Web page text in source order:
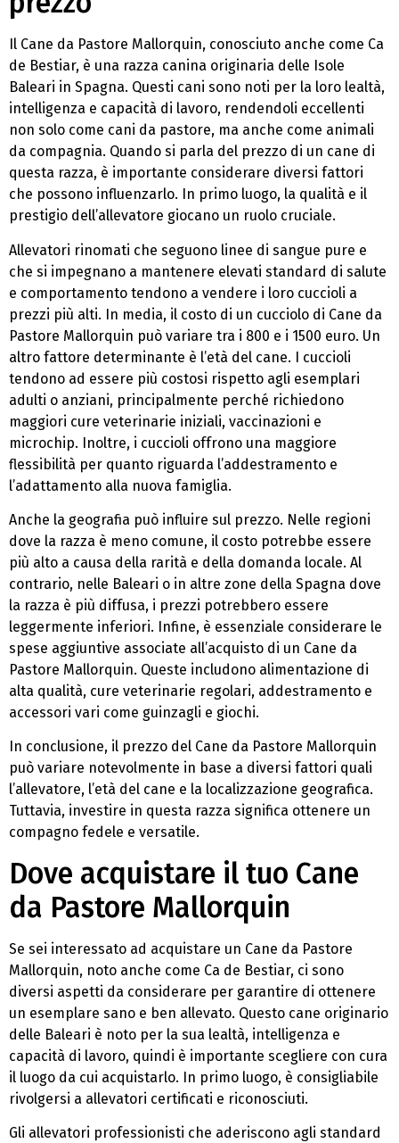
Il Cane da Pastore Mallorquin, conosciuto anche come Ca
de Bestiar, è una razza canina originaria delle Isole
Baleari in Spagna. Questi cani sono noti per la loro lealtà,
intelligenza e capacità di lavoro, rendendoli eccellenti
non solo come cani da pastore, ma anche come animali
da compagnia. Quando si parla del prezzo di un cane di
questa razza, è importante considerare diversi fattori
che possono influenzarlo. In primo luogo, la qualità e il
prestigio dell’allevatore giocano un ruolo cruciale.
Allevatori rinomati che seguono linee di sangue pure e
che si impegnano a mantenere elevati standard di salute
e comportamento tendono a vendere i loro cuccioli a
prezzi più alti. In media, il costo di un cucciolo di Cane da
Pastore Mallorquin può variare tra i 800 e i 1500 euro. Un
altro fattore determinante è l’età del cane. I cuccioli
tendono ad essere più costosi rispetto agli esemplari
adulti o anziani, principalmente perché richiedono
maggiori cure veterinarie iniziali, vaccinazioni e
microchip. Inoltre, i cuccioli offrono una maggiore
flessibilità per quanto riguarda l’addestramento e
l’adattamento alla nuova famiglia.
Anche la geografia può influire sul prezzo. Nelle regioni
dove la razza è meno comune, il costo potrebbe essere
più alto a causa della rarità e della domanda locale. Al
contrario, nelle Baleari o in altre zone della Spagna dove
la razza è più diffusa, i prezzi potrebbero essere
leggermente inferiori. Infine, è essenziale considerare le
spese aggiuntive associate all’acquisto di un Cane da
Pastore Mallorquin. Queste includono alimentazione di
alta qualità, cure veterinarie regolari, addestramento e
accessori vari come guinzagli e giochi.
In conclusione, il prezzo del Cane da Pastore Mallorquin
può variare notevolmente in base a diversi fattori quali
l’allevatore, l’età del cane e la localizzazione geografica.
Tuttavia, investire in questa razza significa ottenere un
compagno fedele e versatile.
Dove acquistare il tuo Cane
da Pastore Mallorquin
Se sei interessato ad acquistare un Cane da Pastore
Mallorquin, noto anche come Ca de Bestiar, ci sono
diversi aspetti da considerare per garantire di ottenere
un esemplare sano e ben allevato. Questo cane originario
delle Baleari è noto per la sua lealtà, intelligenza e
capacità di lavoro, quindi è importante scegliere con cura
il luogo da cui acquistarlo. In primo luogo, è consigliabile
rivolgersi a allevatori certificati e riconosciuti.
Gli allevatori professionisti che aderiscono agli standard